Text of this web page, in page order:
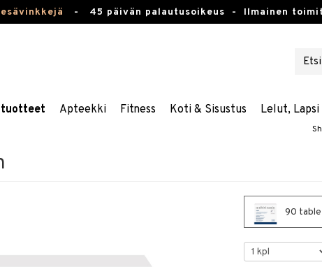
- 45 päivän palautusoikeus - Ilmainen
Apteekki Fitness Koti & Sisustus Lelut, Lapsi
90